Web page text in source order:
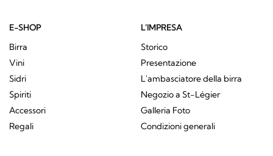
E-SHOP
Birra
Vini
Sidri
Spiriti
Accessori
Regali
L'IMPRESA
Storico
Presentazione
L'ambasciatore della birra
Negozio a St-Légier
Galleria Foto
Condizioni generali